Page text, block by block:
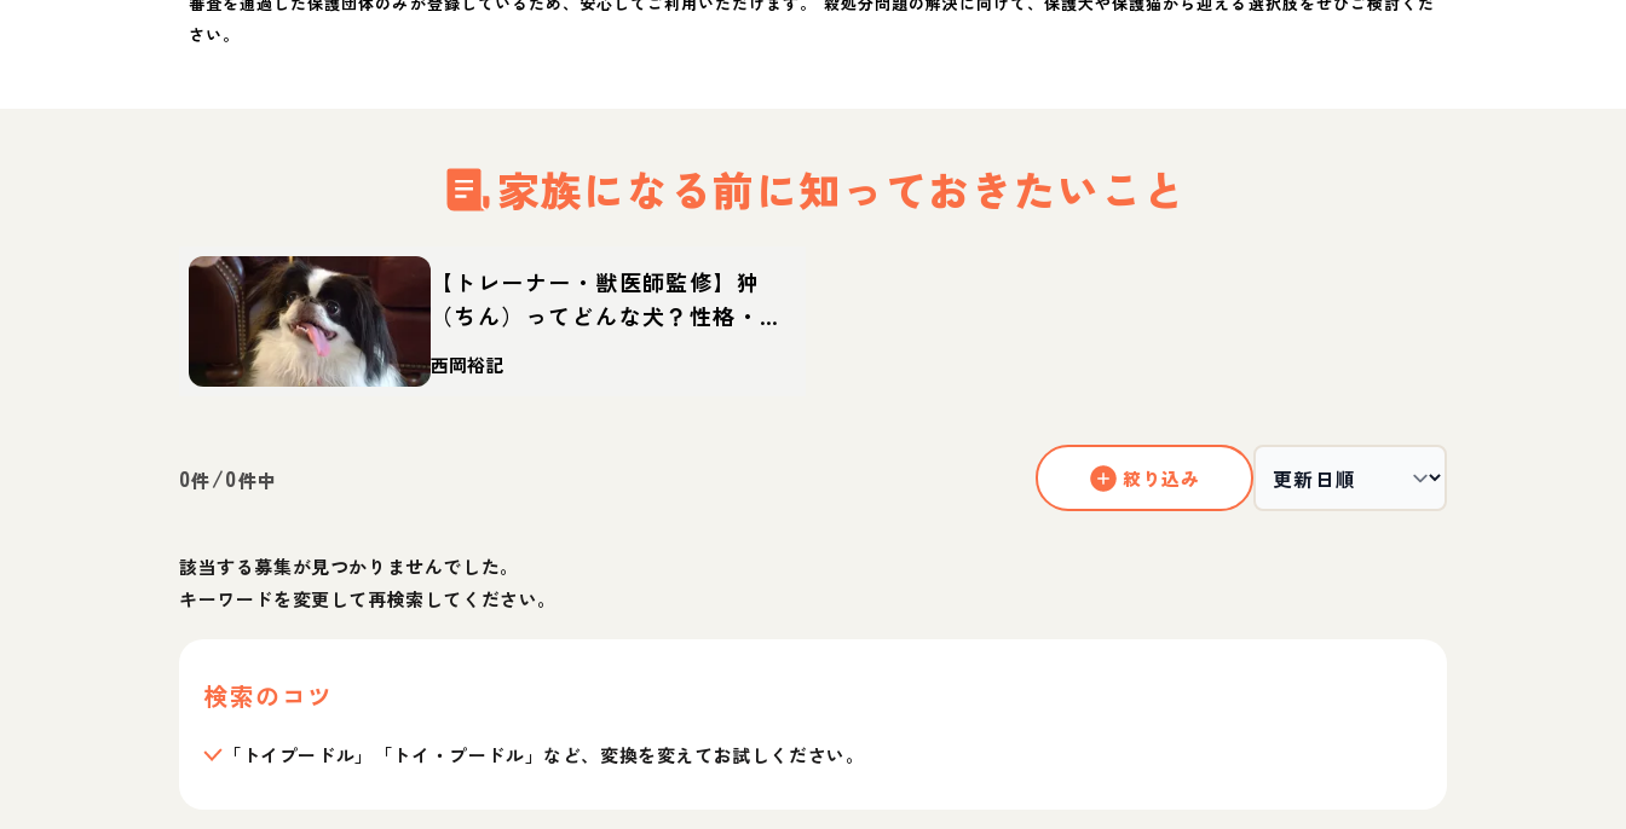
さい。
家族になる前に知っておきたいこと
【トレーナー・獣医師監修】狆
（ちん）ってどんな犬？性格・特
徴・育て方・迎え方
西岡裕記
0件/0件中 絞り込み
該当する募集が見つかりませんでした。
キーワードを変更して再検索してください。
検索のコツ
「トイプードル」「トイ・プードル」など、変換を変えてお試しください。